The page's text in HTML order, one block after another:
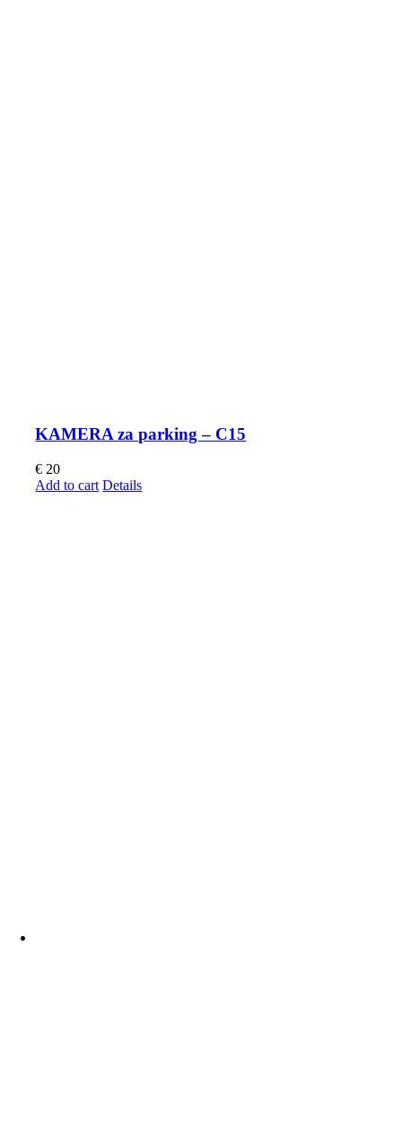
KAMERA za parking – C15
€ 20
Add to cart Details